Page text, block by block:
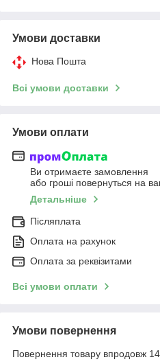
Умови доставки
Нова Пошта
Всі умови доставки
Умови оплати
Ви отримаєте замовлення
або гроші повернуться на
Детальніше
Післяплата
Оплата на рахунок
Оплата за реквізитами
Всі умови оплати
Умови повернення
Повернення товару впродовж 14